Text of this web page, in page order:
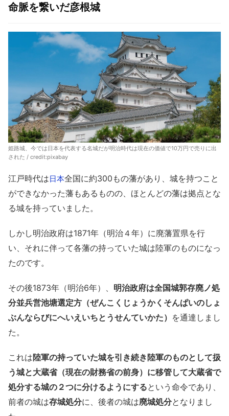
命脈を繋いだ彦根城
姫路城、今では日本を代表する名城だが明治時代は現在の価値で10万円で売りに出
された / credit:pixabay
江戸時代は日本全国に約300もの藩があり、城を持つこと
ができなかった藩もあるものの、ほとんどの藩は拠点とな
る城を持っていました。
しかし明治政府は1871年（明治４年）に廃藩置県を行
い、それに伴って各藩の持っていた城は陸軍のものになっ
たのです。
その後1873年（明治6年）、 明治政府は全国城郭存廃ノ処
分並兵営池塘選定方（ぜんこくじょうかくそんぱいのしょ
ぶんならびにへいえいちとうせんていかた） を通達しまし
た。
これは陸軍の持っていた城を引き続き陸軍のものとして扱
う城と大蔵省（現在の財務省の前身）に移管して大蔵省で
処分する城の２つに分けるようにするという命令であり、
前者の城は存城処分に、後者の城は廃城処分となりまし